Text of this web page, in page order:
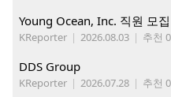
KReporter | 2026.08.03 | 추천 0
DDS Group
KReporter | 2026.07.28 | 추천 0